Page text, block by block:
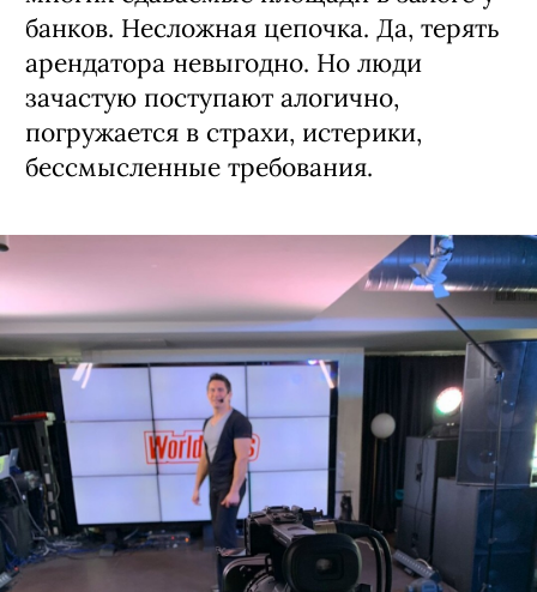
банков. Несложная цепочка. Да, терять
арендатора невыгодно. Но люди
зачастую поступают алогично,
погружается в страхи, истерики,
бессмысленные требования.